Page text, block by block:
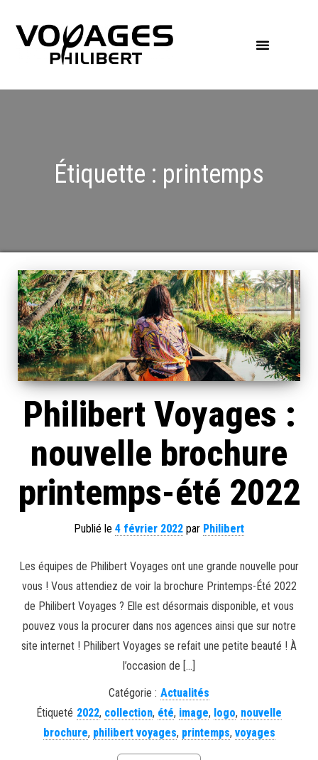
Étiquette : printemps
Philibert Voyages :
nouvelle brochure
printemps-été 2022
Publié le 4 février 2022 par Philibert
Les équipes de Philibert Voyages ont une grande nouvelle pour
vous ! Vous attendiez de voir la brochure Printemps-Été 2022
de Philibert Voyages ? Elle est désormais disponible, et vous
pouvez vous la procurer dans nos agences ainsi que sur notre
site internet ! Philibert Voyages se refait une petite beauté ! À
l’occasion de […]
Catégorie : Actualités
Étiqueté 2022, collection, été, image, logo, nouvelle
brochure, philibert voyages, printemps, voyages